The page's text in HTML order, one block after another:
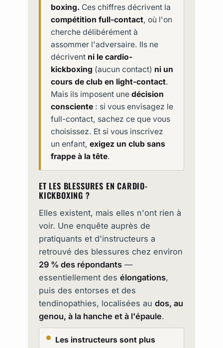
boxing. Ces chiffres décrivent la
compétition full-contact, où l'on
cherche délibérément à
assommer l'adversaire. Ils ne
décrivent ni le cardio-
kickboxing (aucun contact) ni un
cours de club en light-contact.
Mais ils imposent une décision
consciente: si vous envisagez le
full-contact, sachez ce que vous
choisissez. Et si vous inscrivez
un enfant, exigez un club sans
frappe à la tête.
ET LES BLESSURES EN CARDIO-
KICKBOXING ?
Elles existent, mais elles n'ont rien à
voir. Une enquête auprès de
pratiquants et d'instructeurs a
retrouvé des blessures chez environ
29 % des répondants—
essentiellement des élongations,
puis des entorses et des
tendinopathies, localisées au dos, au
genou, à la hanche et à l'épaule.
Les instructeurs sont plus